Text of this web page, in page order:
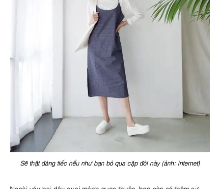
Sẽ thật đáng tiếc nếu như bạn bỏ qua cặp đôi này (ảnh: internet)